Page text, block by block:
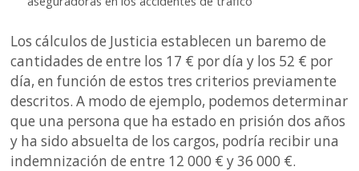
Los cálculos de Justicia establecen un baremo de
cantidades de entre los 17 € por día y los 52 € por
día, en función de estos tres criterios previamente
descritos. A modo de ejemplo, podemos determinar
que una persona que ha estado en prisión dos años
y ha sido absuelta de los cargos, podría recibir una
indemnización de entre 12 000 € y 36 000 €.